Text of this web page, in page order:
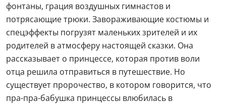
фонтаны, грация воздушных гимнастов и
потрясающие трюки. Завораживающие костюмы и
спецэффекты погрузят маленьких зрителей и их
родителей в атмосферу настоящей сказки. Она
рассказывает о принцессе, которая против воли
отца решила отправиться в путешествие. Но
существует пророчество, в котором говорится, что
пра-пра-бабушка принцессы влюбилась в